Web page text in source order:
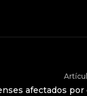
afectados por